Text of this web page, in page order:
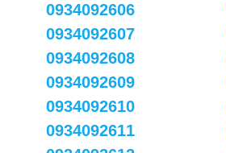
0934092606
0934092607
0934092608
0934092609
0934092610
0934092611